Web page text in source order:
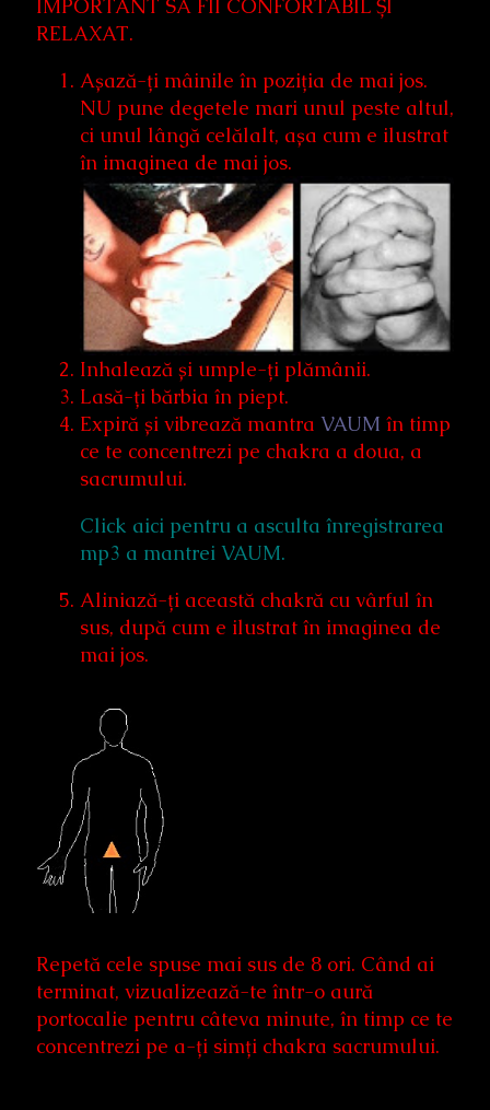
IMPORTANT SĂ FII CONFORTABIL ȘI
RELAXAT.
Așază-ți mâinile în poziția de mai jos.
NU pune degetele mari unul peste altul,
ci unul lângă celălalt, așa cum e ilustrat
în imaginea de mai jos.
Inhalează și umple-ți plămânii.
Lasă-ți bărbia în piept.
Expiră și vibrează mantra VAUM în timp
ce te concentrezi pe chakra a doua, a
sacrumului.
Click aici pentru a asculta înregistrarea
mp3 a mantrei VAUM.
Aliniază-ți această chakră cu vârful în
sus, după cum e ilustrat în imaginea de
mai jos.
Repetă cele spuse mai sus de 8 ori. Când ai
terminat, vizualizează-te într-o aură
portocalie pentru câteva minute, în timp ce te
concentrezi pe a-ți simți chakra sacrumului.